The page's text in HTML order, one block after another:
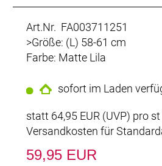
Art.Nr. FA003711251
>Größe: (L) 58-61 cm
Farbe: Matte Lila
sofort im Laden
statt 64,95 EUR (UVP) pro
Versandkosten für
59,95 EUR